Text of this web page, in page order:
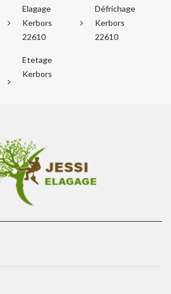
Elagage
Kerbors
22610
Etetage
Kerbors
Défrichage
Kerbors
22610